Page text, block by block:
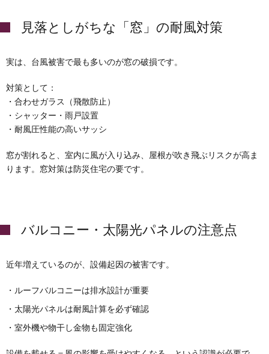
見落としがちな「窓」の耐風対策
実は、台風被害で最も多いのが窓の破損です。
対策として：
・合わせガラス（飛散防止）
・シャッター・雨戸設置
・耐風圧性能の高いサッシ
窓が割れると、室内に風が入り込み、屋根が吹き飛ぶリスクが高ま
ります。窓対策は防災住宅の要です。
バルコニー・太陽光パネルの注意点
近年増えているのが、設備起因の被害です。
・ルーフバルコニーは排水設計が重要
・太陽光パネルは耐風計算を必ず確認
・室外機や物干し金物も固定強化